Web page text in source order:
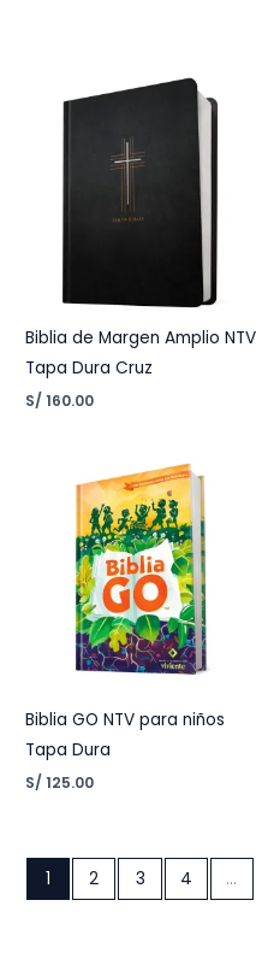
Biblia de Margen Amplio NTV
Tapa Dura Cruz
S/ 160.00
Biblia GO NTV para niños
Tapa Dura
S/ 125.00
1 2 3 4 …